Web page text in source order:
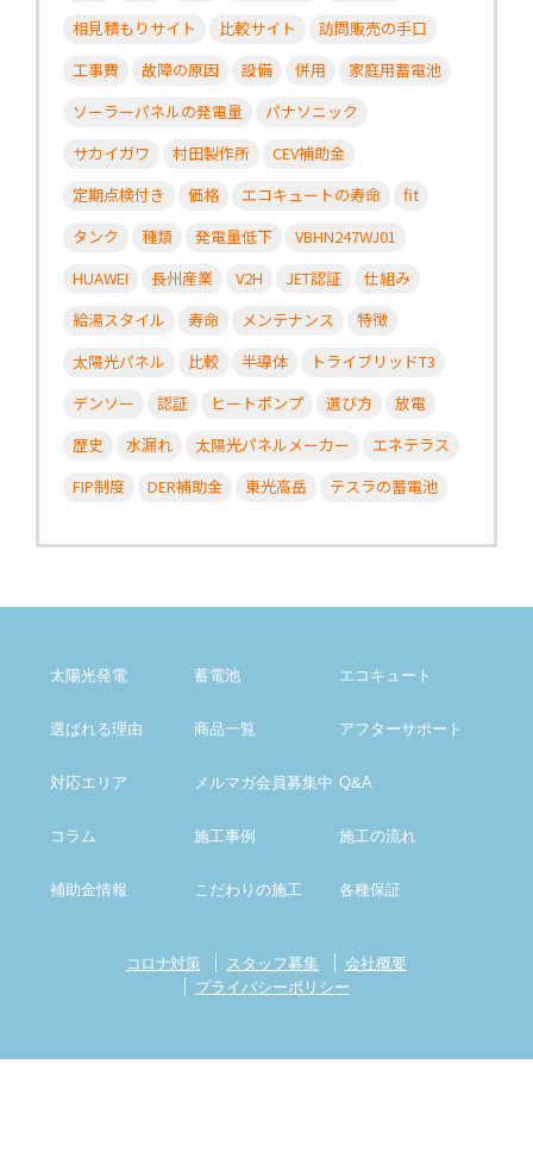
相見積もりサイト
比較サイト
訪問販売の手口
工事費
故障の原因 設備 併用
家庭用蓄電池
ソーラーパネルの発電量
パナソニック
サカイガワ
村田製作所
CEV補助金
定期点検付き
価格 エコキュートの寿命
fit
タンク
種類 発電量低下
VBHN247WJ01
HUAWEI
長州産業 V2H JET認証
仕組み
給湯スタイル
寿命 メンテナンス
特徴
太陽光パネル
比較 半導体
トライブリッドT3
デンソー
認証 ヒートポンプ 選び方
放電
歴史
水漏れ 太陽光パネルメーカー
エネテラス
FIP制度
DER補助金 東光高岳 テスラの蓄電池
太陽光発電 蓄電池 エコキュート
選ばれる理由 商品一覧 アフターサポート
対応エリア メルマガ会員募集中 Q&A
コラム 施工事例 施工の流れ
補助金情報 こだわりの施工 各種保証
コロナ対策 スタッフ募集
会社概要
プライバシーポリシー